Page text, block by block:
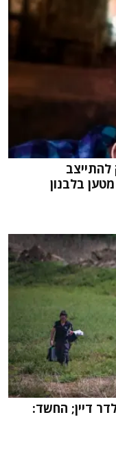
בלבנון
דיין; החשד: